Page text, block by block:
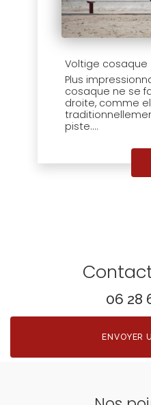
Voltige cosaque
Plus
cosaque ne se
droite, comme
piste....
06 28
ENVOYER